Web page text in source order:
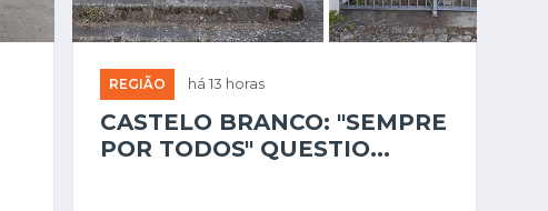
REGIÃO há 13 horas
CASTELO BRANCO: "SEMPRE
POR TODOS" QUESTIO...